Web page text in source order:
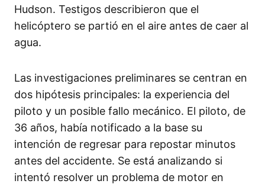
Hudson. Testigos describieron que el
helicóptero se partió en el aire antes de caer al
agua.
Las investigaciones preliminares se centran en
dos hipótesis principales: la experiencia del
piloto y un posible fallo mecánico. El piloto, de
36 años, había notificado a la base su
intención de regresar para repostar minutos
antes del accidente. Se está analizando si
intentó resolver un problema de motor en